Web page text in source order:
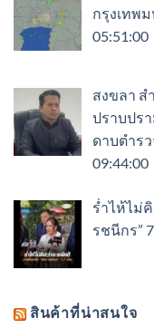
กรุงเทพ
05:51:00
สงขลา
ปราบปร
ดาบตำร
09:44:00
ร่ำไห้ไม่
รชนีกร”
สินค้าที่น่าสนใจ